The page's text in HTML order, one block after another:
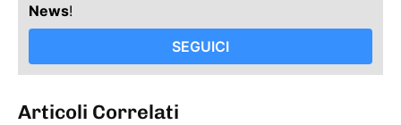
News!
SEGUICI
Articoli Correlati